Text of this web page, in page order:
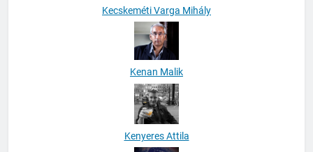
Kecskeméti Varga Mihály
Kenan Malik
Kenyeres Attila